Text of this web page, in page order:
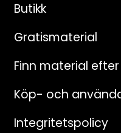
Butikk
Gratismaterial
Finn material
Köp- och
Integritetspolicy